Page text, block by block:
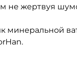
не жертвуя